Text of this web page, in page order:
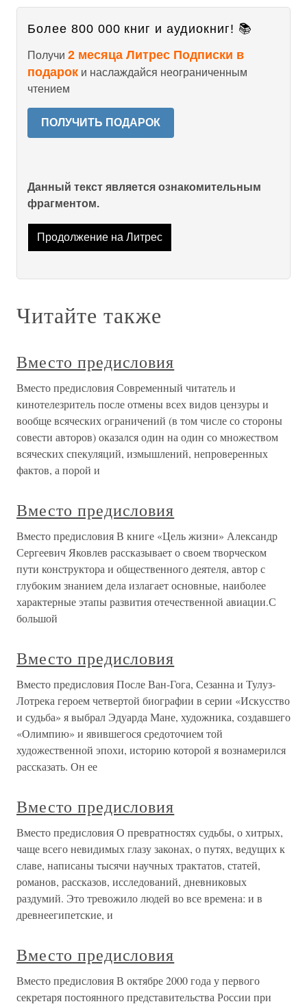
Более 800 000 книг и аудиокниг! 📚
Получи 2 месяца Литрес Подписки в
подарок и наслаждайся неограниченным
чтением
ПОЛУЧИТЬ ПОДАРОК
Данный текст является ознакомительным
фрагментом.
Продолжение на Литрес
Читайте также
Вместо предисловия
Вместо предисловия Современный читатель и
кинотелезритель после отмены всех видов цензуры и
вообще всяческих ограничений (в том числе со стороны
совести авторов) оказался один на один со множеством
всяческих спекуляций, измышлений, непроверенных
фактов, а порой и
Вместо предисловия
Вместо предисловия В книге «Цель жизни» Александр
Сергеевич Яковлев рассказывает о своем творческом
пути конструктора и общественного деятеля, автор с
глубоким знанием дела излагает основные, наиболее
характерные этапы развития отечественной авиации.С
большой
Вместо предисловия
Вместо предисловия После Ван-Гога, Сезанна и Тулуз-
Лотрека героем четвертой биографии в серии «Искусство
и судьба» я выбрал Эдуарда Мане, художника, создавшего
«Олимпию» и явившегося средоточием той
художественной эпохи, историю которой я вознамерился
рассказать. Он ее
Вместо предисловия
Вместо предисловия О превратностях судьбы, о хитрых,
чаще всего невидимых глазу законах, о путях, ведущих к
славе, написаны тысячи научных трактатов, статей,
романов, рассказов, исследований, дневниковых
раздумий. Это тревожило людей во все времена: и в
древнеегипетские, и
Вместо предисловия
Вместо предисловия В октябре 2000 года у первого
секретаря постоянного представительства России при